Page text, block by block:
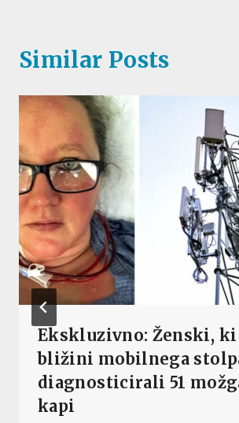
Similar Posts
Ekskluzivno: Ženski,
bližini mobilnega
diagnosticirali 51
kapi